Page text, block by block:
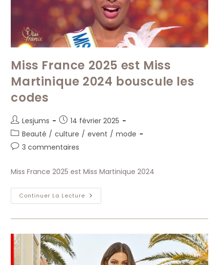
Miss France 2025 est Miss
Martinique 2024 bouscule les
codes
Auteur/autrice
de
la
publication :
Lesjums
Publication
publiée :
14 février 2025
Post
category:
Beauté / culture / event / mode
Commentaires
publication :
3 commentaires
Miss France 2025 est Miss Martinique 2024
Continuer La Lecture Miss
France
Est
Bouscule
Codes